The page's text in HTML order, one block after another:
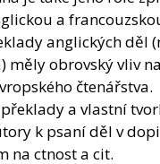
a
anglických děl
měly obrovský vliv
čtenářstva.
a vlastní
k psaní děl v
na ctnost a cit.